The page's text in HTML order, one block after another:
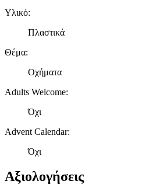
Υλικό:
Πλαστικά
Θέμα:
Οχήματα
Adults Welcome:
Όχι
Advent Calendar:
Όχι
Αξιολογήσεις